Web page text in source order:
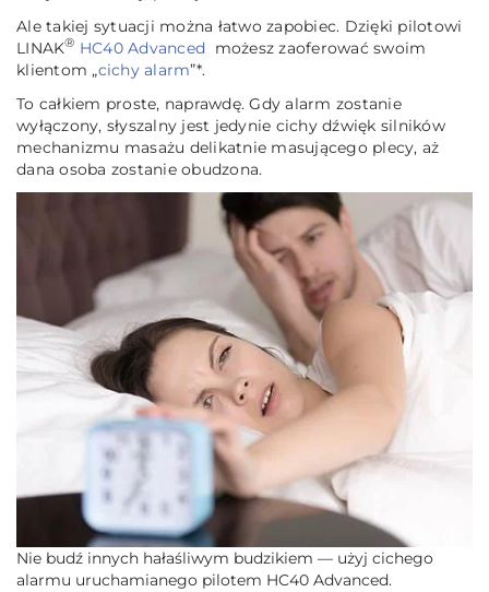
Ale takiej sytuacji można łatwo zapobiec. Dzięki pilotowi
LINAK® HC40 Advanced możesz zaoferować swoim
klientom „cichy alarm”*.
To całkiem proste, naprawdę. Gdy alarm zostanie
wyłączony, słyszalny jest jedynie cichy dźwięk silników
mechanizmu masażu delikatnie masującego plecy, aż
dana osoba zostanie obudzona.
Nie budź innych hałaśliwym budzikiem — użyj cichego
alarmu uruchamianego pilotem HC40 Advanced.